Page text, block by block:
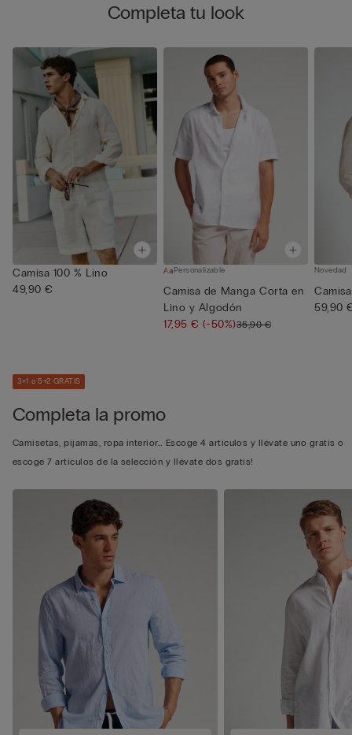
Completa tu look
Camisa 100 % Lino
49,90 €
Personalizable
Camisa de Manga Corta en
Lino y Algodón
17,95 €(-50%)35,90 €
Novedad
59,90
3+1 o 5+2 GRATIS
Completa la promo
Camisetas, pijamas, ropa interior… Escoge 4 artículos y llévate uno gratis o
escoge 7 artículos de la selección y llévate dos gratis!